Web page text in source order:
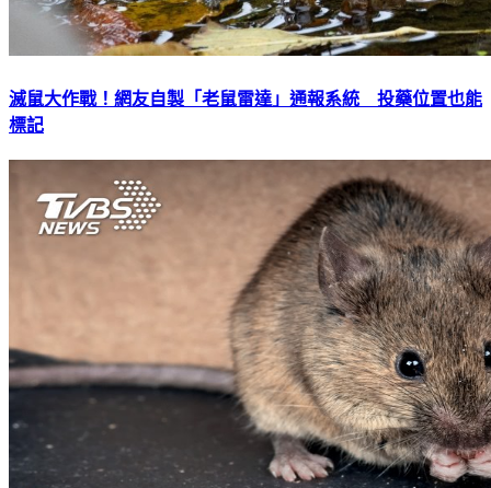
滅鼠大作戰！網友自製「老鼠雷達」通報系統 投藥位置也能
標記